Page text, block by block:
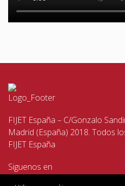
FIJET España – C/Gonzalo
Madrid (España) 2018. Todos
FIJET España
Siguenos en